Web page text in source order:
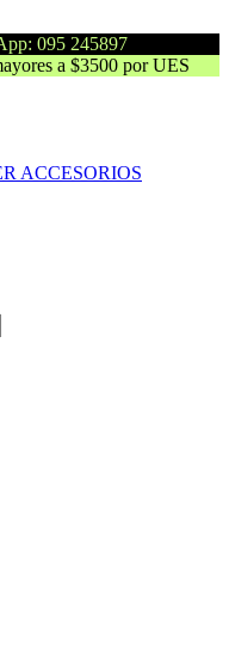
095 245897
a $3500 por UES
ACCESORIOS